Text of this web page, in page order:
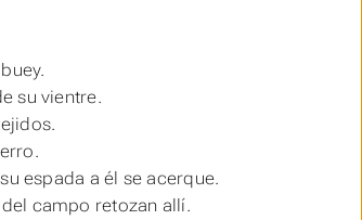
su vientre.
espada a él se acerque.
campo retozan allí.